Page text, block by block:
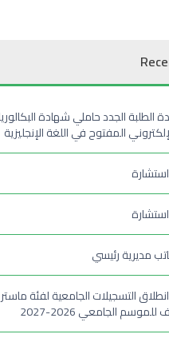
المفتوح في اللغة الإنجليزية
مديرية رئيسي
الجامعي 2026-2027